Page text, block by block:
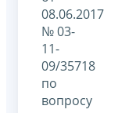
08.06.2017
№ 03-
11-
09/35718
по
вопросу